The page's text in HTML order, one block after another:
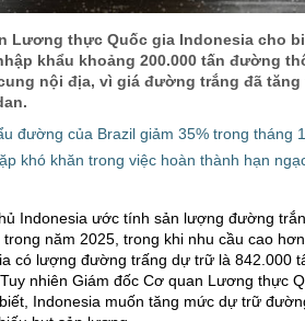
Lương thực Quốc gia Indonesia cho
khẩu khoảng 200.000 tấn đường
nội địa, vì giá đường trắng đã
đường của Brazil giảm 35% trong tháng
khó khăn trong việc hoàn thành hạn
Indonesia ước tính sản lượng đường
trong năm 2025, trong khi nhu cầu cao
có lượng đường trấng dự trữ là 842.000
nhiên Giám đốc Cơ quan Lương thực
Indonesia muốn tăng mức dự trữ